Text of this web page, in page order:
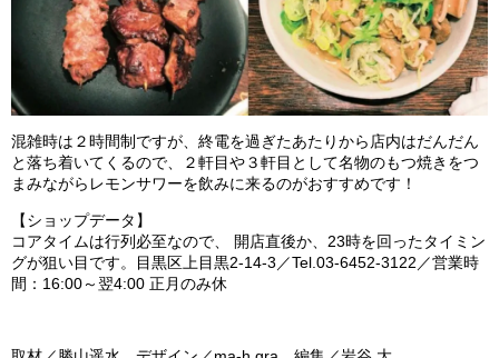
混雑時は２時間制ですが、終電を過ぎたあたりから店内はだんだん
と落ち着いてくるので、２軒目や３軒目として名物のもつ焼きをつ
まみながらレモンサワーを飲みに来るのがおすすめです！
【ショップデータ】
コアタイムは行列必至なので、 開店直後か、23時を回ったタイミン
グが狙い目です。目黒区上目黒2-14-3／Tel.03-6452-3122／営業時
間：16:00～翌4:00 正月のみ休